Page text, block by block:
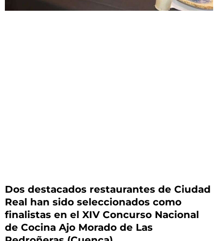
Dos destacados restaurantes de Ciudad
Real han sido seleccionados como
finalistas en el XIV Concurso Nacional
de Cocina Ajo Morado de Las